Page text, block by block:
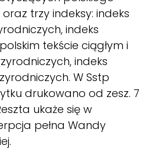
trzy indeksy: indeks
indeks
tekście ciągłym i
indeks
W Sstp
drukowano od zesz. 7
ukaże się w
pełna Wandy